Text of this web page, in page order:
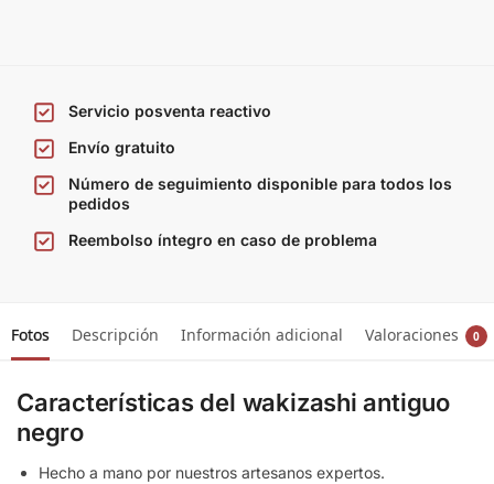
Servicio posventa reactivo
Envío gratuito
Número de seguimiento disponible para todos los
pedidos
Reembolso íntegro en caso de problema
Fotos Descripción Información adicional Valoraciones 0
Características del wakizashi antiguo
negro
Hecho a mano por nuestros artesanos expertos.